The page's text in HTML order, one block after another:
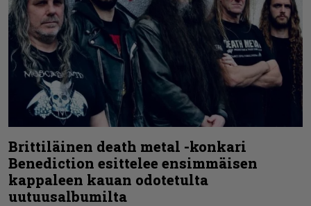
Brittiläinen death metal -konkari
Benediction esittelee ensimmäisen
kappaleen kauan odotetulta
uutuusalbumilta